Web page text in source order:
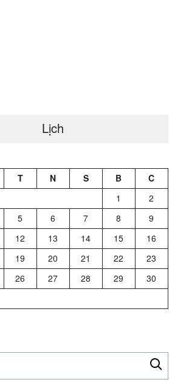
Lịch
T N S B
C
1
2
5 6 7 8
9
12 13 14 15
16
19 20 21 22
23
26 27 28 29
30